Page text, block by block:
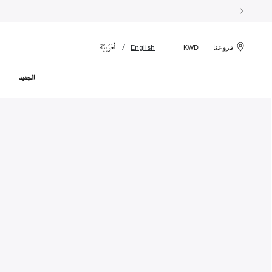
فروعنا KWD
English الْعَرَبيّة
الجديد